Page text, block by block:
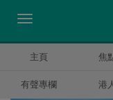
主頁 焦
有聲專欄 港